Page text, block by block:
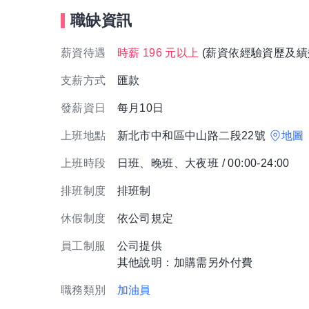
職缺資訊
薪資待遇 時薪 196 元以上 (薪資依經驗資歷及
支薪方式 匯款
發薪資日 每月10日
上班地點 新北市中和區中山路二段22號 地圖
上班時段 日班、晚班、大夜班 / 00:00-24:00
排班制度 排班制
休假制度 依公司規定
員工制服
公司提供
其他說明：加購需另外付費
職務類別 加油員